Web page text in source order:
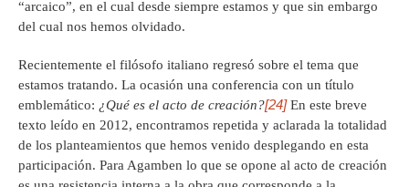
“arcaico”, en el cual desde siempre estamos y que sin embargo
del cual nos hemos olvidado.
Recientemente el filósofo italiano regresó sobre el tema que
estamos tratando. La ocasión una conferencia con un título
emblemático: ¿Qué es el acto de creación?[24]En este breve
texto leído en 2012, encontramos repetida y aclarada la totalidad
de los planteamientos que hemos venido desplegando en esta
participación. Para Agamben lo que se opone al acto de creación